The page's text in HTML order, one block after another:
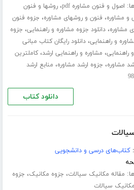
اصول و فنون مشاوره pdf ،روشها و فنون
و مشاوره، فنون و روشهای مشاوره، جزوه فنون
مشاوره،دانلود جزوه مشاوره و راهنمایی، جزوه
و راهنمایی،دانلود رایگان کتاب مبانی
راهنمایی، مشاوره و راهنمایی ارشد،کاملترین
مشاوره، جزوه ارشد مشاوره، منابع ارشد
دانلود کتاب
کتاب‌های درسی و دانشجویی
مقاله مکانیک سیالات، جزوه مکانیک، جزوه
مکانیک سیالات